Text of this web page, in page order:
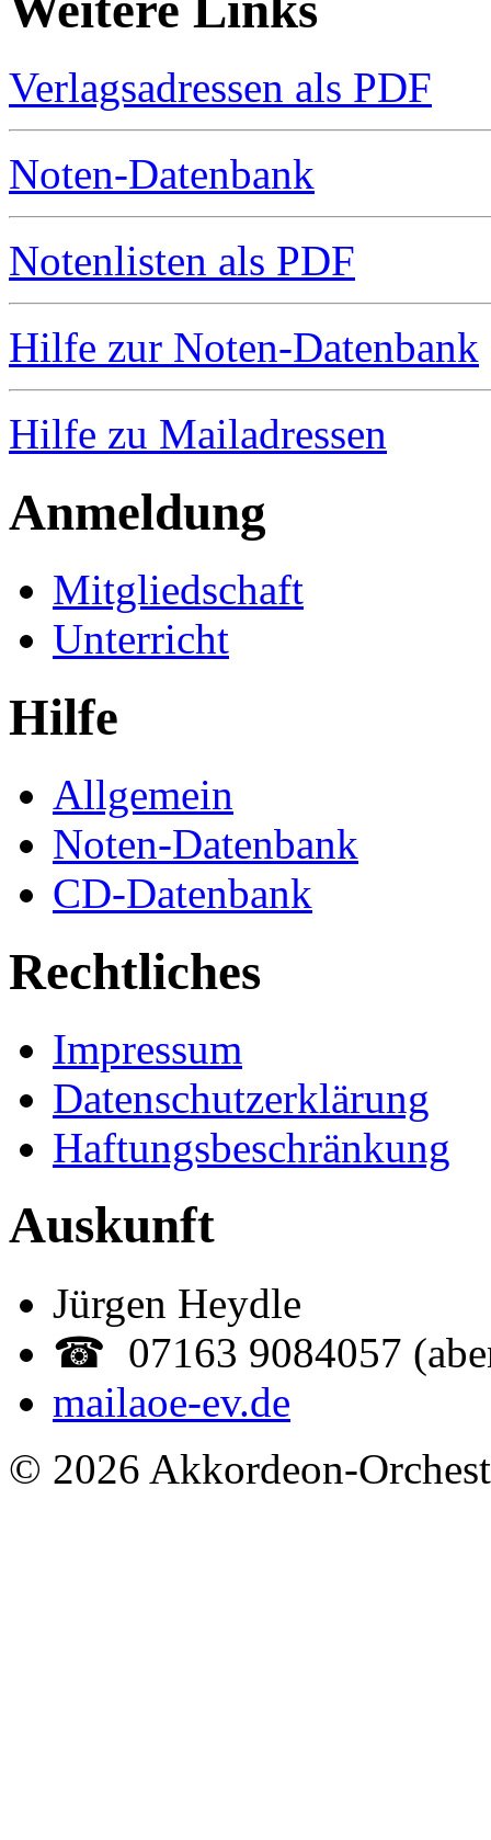
Verlagsadressen als PDF
Noten-Datenbank
Notenlisten als PDF
Hilfe zur Noten-Datenbank
Hilfe zu Mailadressen
Anmeldung
Mitgliedschaft
Unterricht
Hilfe
Allgemein
Noten-Datenbank
CD-Datenbank
Rechtliches
Impressum
Datenschutzerklärung
Haftungsbeschränkung
Auskunft
Jürgen Heydle
☎ 07163 9084057
mailaoe-ev.de
© 2026 Akkordeon-